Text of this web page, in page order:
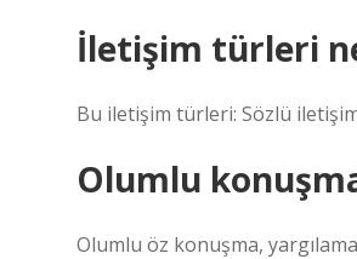
İletişim türleri
Bu iletişim türleri: Sözlü
Olumlu
Olumlu öz konuşma,